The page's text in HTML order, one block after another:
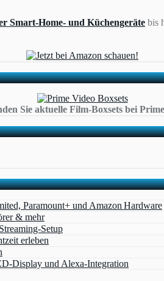
Smart-Home- und Küchengeräte bis
Sie aktuelle Film-Boxsets bei
Paramount+ und Amazon Hardware
& mehr
Setup
erleben
und Alexa‑Integration